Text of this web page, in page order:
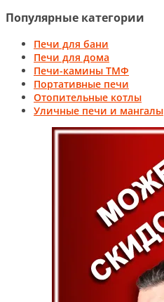
Популярные категории
Печи для бани
Печи для дома
Печи-камины ТМФ
Портативные печи
Отопительные котлы
Уличные печи и мангалы